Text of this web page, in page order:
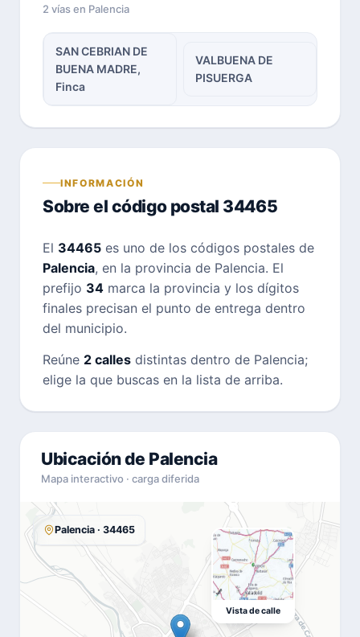
2 vías en Palencia
SAN CEBRIAN DE
BUENA MADRE,
Finca
VALBUENA DE
PISUERGA
INFORMACIÓN
Sobre el código postal 34465
El 34465 es uno de los códigos postales de
Palencia, en la provincia de Palencia. El
prefijo 34 marca la provincia y los dígitos
finales precisan el punto de entrega dentro
del municipio.
Reúne 2 calles distintas dentro de Palencia;
elige la que buscas en la lista de arriba.
Ubicación de Palencia
Mapa interactivo · carga diferida
Palencia · 34465
Vista de calle